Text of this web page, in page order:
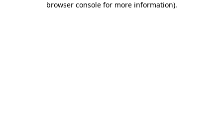
browser console for more information).